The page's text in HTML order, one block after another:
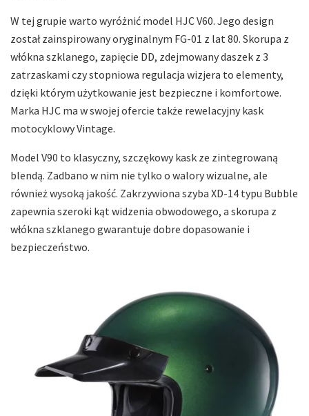
W tej grupie warto wyróżnić model HJC V60. Jego design
został zainspirowany oryginalnym FG-01 z lat 80. Skorupa z
włókna szklanego, zapięcie DD, zdejmowany daszek z 3
zatrzaskami czy stopniowa regulacja wizjera to elementy,
dzięki którym użytkowanie jest bezpieczne i komfortowe.
Marka HJC ma w swojej ofercie także rewelacyjny kask
motocyklowy Vintage.
Model V90 to klasyczny, szczękowy kask ze zintegrowaną
blendą. Zadbano w nim nie tylko o walory wizualne, ale
również wysoką jakość. Zakrzywiona szyba XD-14 typu Bubble
zapewnia szeroki kąt widzenia obwodowego, a skorupa z
włókna szklanego gwarantuje dobre dopasowanie i
bezpieczeństwo.